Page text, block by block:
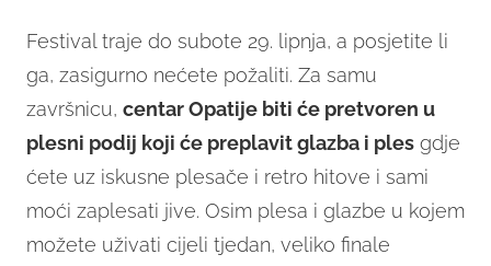
Festival traje do subote 29. lipnja, a posjetite li
ga, zasigurno nećete požaliti. Za samu
završnicu, centar Opatije biti će pretvoren u
plesni podij koji će preplavit glazba i ples gdje
ćete uz iskusne plesače i retro hitove i sami
moći zaplesati jive. Osim plesa i glazbe u kojem
možete uživati cijeli tjedan, veliko finale